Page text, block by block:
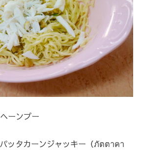
ーンプー
ッタカーンジャッキー（ภัตตาคา